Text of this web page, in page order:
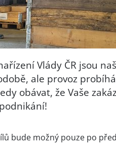
Vlády ČR jsou
ale provoz
obávat, že Vaše
bude možný pouze po